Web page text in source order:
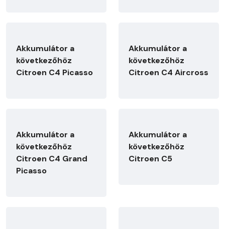
Akkumulátor a
következőhöz
Citroen C4 Picasso
Akkumulátor a
következőhöz
Citroen C4 Aircross
Akkumulátor a
következőhöz
Citroen C4 Grand
Picasso
Akkumulátor a
következőhöz
Citroen C5